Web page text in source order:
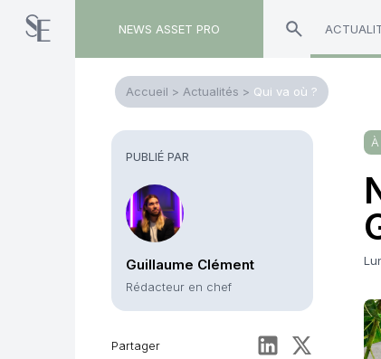
NEWS ASSET PRO
Accueil > Actualités > Qui va où ?
PUBLIÉ PAR
Guillaume Clément
Rédacteur en chef
Partager